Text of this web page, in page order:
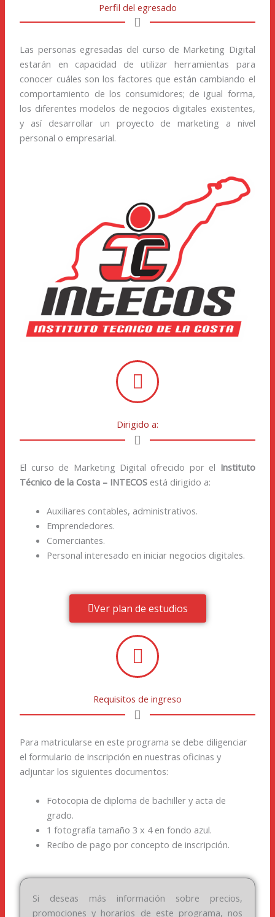
Perfil del egresado
Las personas egresadas del curso de Marketing Digital
estarán en capacidad de utilizar herramientas para
conocer cuáles son los factores que están cambiando el
comportamiento de los consumidores; de igual forma,
los diferentes modelos de negocios digitales existentes,
y así desarrollar un proyecto de marketing a nivel
personal o empresarial.
Dirigido a:
El curso de Marketing Digital ofrecido por el Instituto
Técnico de la Costa – INTECOS está dirigido a:
Auxiliares contables, administrativos.
Emprendedores.
Comerciantes.
Personal interesado en iniciar negocios digitales.
Ver plan de estudios
Requisitos de ingreso
Para matricularse en este programa se debe diligenciar
el formulario de inscripción en nuestras oficinas y
adjuntar los siguientes documentos:
Fotocopia de diploma de bachiller y acta de
grado.
1 fotografía tamaño 3 x 4 en fondo azul.
Recibo de pago por concepto de inscripción.
Si deseas más información sobre precios,
promociones y horarios de este programa, nos